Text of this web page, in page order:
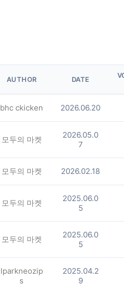
AUTHOR DATE
bhc ckicken 2026.06.20
모두의 마켓
2026.05.0
7
모두의 마켓 2026.02.18
모두의 마켓
2025.06.0
5
모두의 마켓
2025.06.0
5
lparkneozip
s
2025.04.2
9